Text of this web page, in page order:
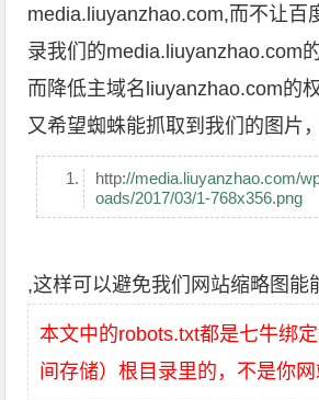
media.liuyanzhao.com,而不让百
录我们的media.liuyanzhao.com
而降低主域名liuyanzhao.com的
又希望蜘蛛能抓取到我们的图片
http://media.liuyanzhao.com/
oads/2017/03/1-768x356.png
,这样可以避免我们网站缩略图能
本文中的robots.txt都是七牛绑
间存储）根目录里的，不是你